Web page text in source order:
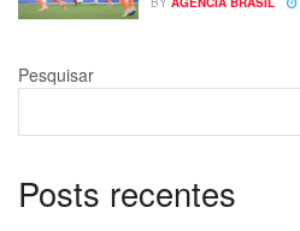
Pesquisar
Posts recentes